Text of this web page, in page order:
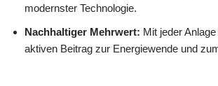
modernster Technologie.
Nachhaltiger Mehrwert: Mit jeder
aktiven Beitrag zur Energiewende und